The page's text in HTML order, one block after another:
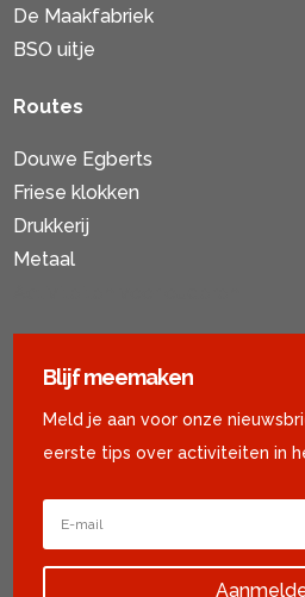
De Maakfabriek
BSO uitje
Routes
Douwe Egberts
Friese klokken
Drukkerij
Metaal
Blijf meemaken
Meld je aan voor onze
eerste tips over activiteiten in